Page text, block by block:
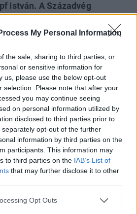
My Personal Information
the sale, sharing to third parties, or
or sensitive information for
us, please use the below opt-out
selection. Please note that after your
you may continue seeing
on personal information utilized by
disclosed to third parties prior to
opt-out of the further
information by third parties on the
participants. This information may
to third parties on the IAB’s List of
that may further disclose it to other
Opt Outs
István. A Századvég
hogy a kormány milyen
adott esetben hiába szerez
is, ez önmagában
szervezett konferencián Stumpf
nézet szerint a válságkezelő
elmúlt a csődveszély, stabilan
a jegybanki kamatcsökkentési
gazdaság fundamentumai.
nézet is, amely szerint "számos
a (2010-es) költségvetés"...